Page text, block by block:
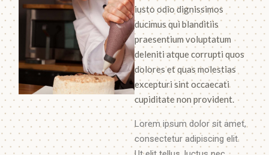
iusto odio dignissimos
ducimus qui blanditiis
praesentium voluptatum
deleniti atque corrupti quos
dolores et quas molestias
excepturi sint occaecati
cupiditate non provident.
Lorem ipsum dolor sit amet,
consectetur adipiscing elit.